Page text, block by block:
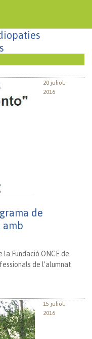
20 juliol,
2016
de
amb
Fundació ONCE de
de l’alumnat
15 juliol,
2016